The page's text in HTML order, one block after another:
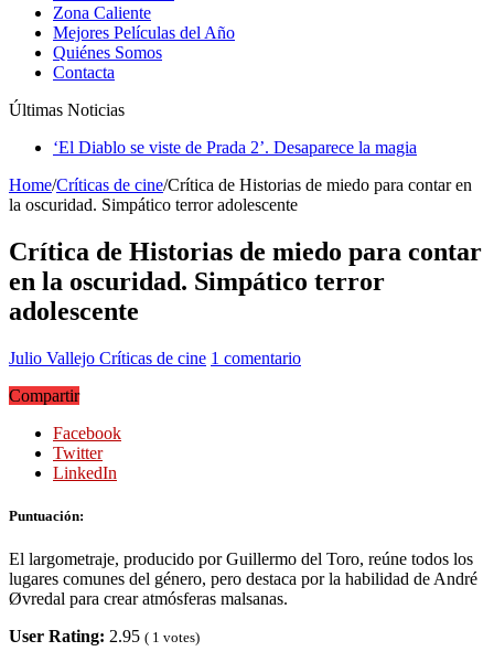
Zona Caliente
Mejores Películas del Año
Quiénes Somos
Contacta
Últimas Noticias
‘El Diablo se viste de Prada 2’. Desaparece la magia
Home/Críticas de cine/Crítica de Historias de miedo para contar en
la oscuridad. Simpático terror adolescente
Crítica de Historias de miedo para contar
en la oscuridad. Simpático terror
adolescente
Julio Vallejo Críticas de cine 1 comentario
Compartir
Facebook
Twitter
LinkedIn
Puntuación:
El largometraje, producido por Guillermo del Toro, reúne todos los
lugares comunes del género, pero destaca por la habilidad de André
Øvredal para crear atmósferas malsanas.
User Rating: 2.95 ( 1 votes)